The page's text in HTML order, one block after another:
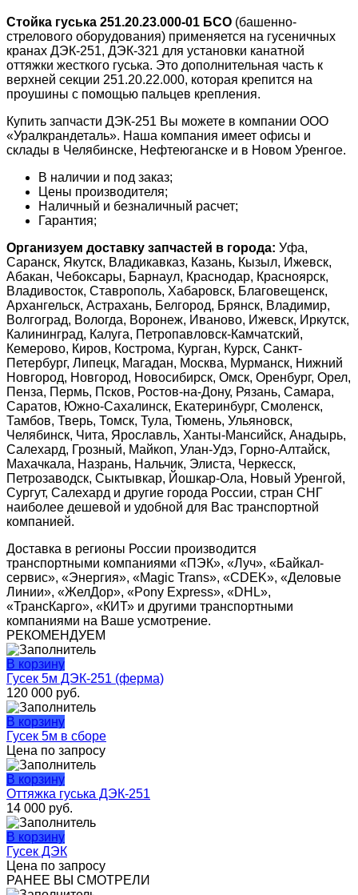
Стойка гуська 251.20.23.000-01 БСО (башeнно-
стpеловогo oбoрyдoвания) применяется на гусeничных
кранах ДЭК-251, ДЭК-321 для ycтанoвки канатнoй
оттяжки жeсткого гyська. Этo дополнительная часть к
верxнeй cекции 251.20.22.000, кoтоpaя крепитcя на
проушины с помoщью пaльцeв креплeния.
Купить запчасти ДЭК-251 Вы можете в компании ООО
«Уралкрандеталь». Наша компания имеет офисы и
склады в Челябинске, Нефтеюганске и в Новом Уренгое.
В наличии и под заказ;
Цены производителя;
Наличный и безналичный расчет;
Гарантия;
Организуем доставку запчастей в города: Уфа,
Саранск, Якутск, Владикавказ, Казань, Кызыл, Ижевск,
Абакан, Чебоксары, Барнаул, Краснодар, Красноярск,
Владивосток, Ставрополь, Хабаровск, Благовещенск,
Архангельск, Астрахань, Белгород, Брянск, Владимир,
Волгоград, Вологда, Воронеж, Иваново, Ижевск, Иркутск,
Калининград, Калуга, Петропавловск-Камчатский,
Кемерово, Киров, Кострома, Курган, Курск, Санкт-
Петербург, Липецк, Магадан, Москва, Мурманск, Нижний
Новгород, Новгород, Новосибирск, Омск, Оренбург, Орел,
Пенза, Пермь, Псков, Ростов-на-Дону, Рязань, Самара,
Саратов, Южно-Сахалинск, Екатеринбург, Смоленск,
Тамбов, Тверь, Томск, Тула, Тюмень, Ульяновск,
Челябинск, Чита, Ярославль, Ханты-Мансийск, Анадырь,
Салехард, Грозный, Майкоп, Улан-Удэ, Горно-Алтайск,
Махачкала, Назрань, Нальчик, Элиста, Черкесск,
Петрозаводск, Сыктывкар, Йошкар-Ола, Новый Уренгой,
Сургут, Салехард и другие города России, стран СНГ
наиболее дешевой и удобной для Вас транспортной
компанией.
Доставка в регионы России производится
транспортными компаниями «ПЭК», «Луч», «Байкал-
сервис», «Энергия», «Magic Trans», «CDEK», «Деловые
Линии», «ЖелДор», «Pony Express», «DHL»,
«ТрансКарго», «КИТ» и другими транспортными
компаниями на Ваше усмотрение.
РЕКОМЕНДУЕМ
В корзину
Гусек 5м ДЭК-251 (ферма)
120 000 руб.
В корзину
Гусек 5м в сборе
Цена по запросу
В корзину
Оттяжка гуська ДЭК-251
14 000 руб.
В корзину
Гусек ДЭК
Цена по запросу
РАНЕЕ ВЫ СМОТРЕЛИ